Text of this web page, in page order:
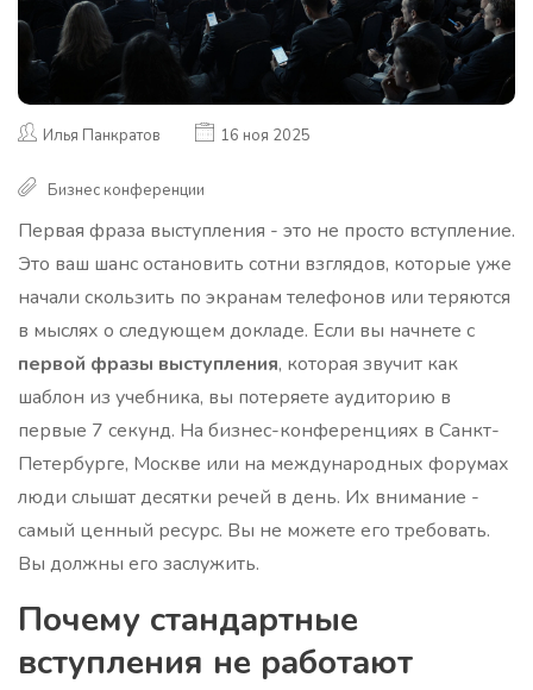
Илья Панкратов 16 ноя 2025
Бизнес конференции
Первая фраза выступления - это не просто вступление.
Это ваш шанс остановить сотни взглядов, которые уже
начали скользить по экранам телефонов или теряются
в мыслях о следующем докладе. Если вы начнете с
первой фразы выступления, которая звучит как
шаблон из учебника, вы потеряете аудиторию в
первые 7 секунд. На бизнес-конференциях в Санкт-
Петербурге, Москве или на международных форумах
люди слышат десятки речей в день. Их внимание -
самый ценный ресурс. Вы не можете его требовать.
Вы должны его заслужить.
Почему стандартные
вступления не работают